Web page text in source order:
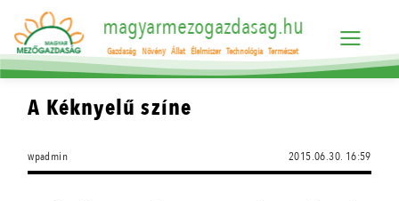
magyarmezogazdasag.hu
Gazdaság Növény Állat Élelmiszer Technológia Természet
A Kéknyelű színe
wpadmin 2015.06.30. 16:59